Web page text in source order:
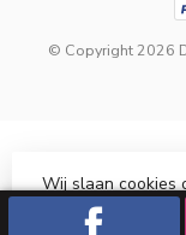
© Copyright 2026
Wij slaan cookies
akkoord?